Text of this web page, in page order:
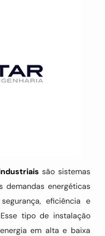
são sistemas
demandas energéticas
eficiência e
tipo de instalação
em alta e baixa